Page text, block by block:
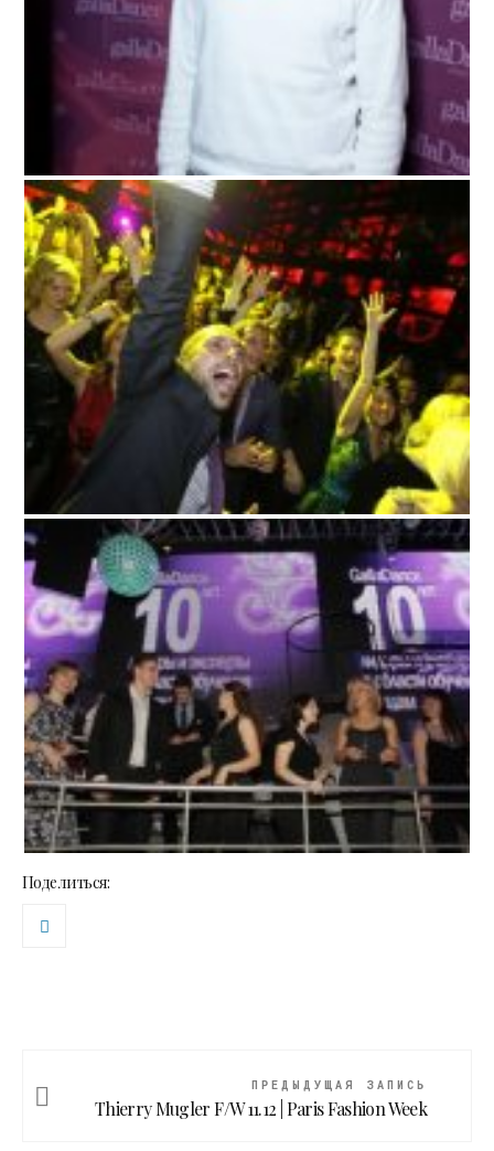
Поделиться:
ПРЕДЫДУЩАЯ ЗАПИСЬ
Thierry Mugler F/W 11.12 | Paris Fashion Week